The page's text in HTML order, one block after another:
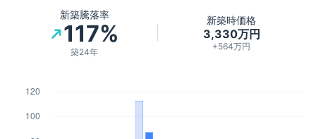
新築騰落率
117%
築24年
新築時価格
3,330万円
+564万円